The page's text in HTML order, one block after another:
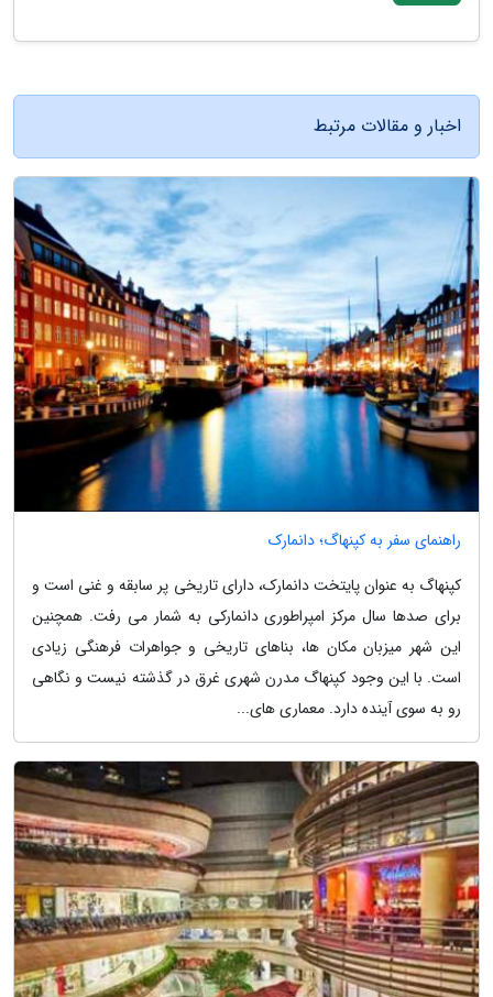
اخبار و مقالات مرتبط
راهنمای سفر به کپنهاگ؛ دانمارک
کپنهاگ به عنوان پایتخت دانمارک، دارای تاریخی پر سابقه و غنی است و
برای صدها سال مرکز امپراطوری دانمارکی به شمار می رفت. همچنین
این شهر میزبان مکان ها، بناهای تاریخی و جواهرات فرهنگی زیادی
است. با این وجود کپنهاگ مدرن شهری غرق در گذشته نیست و نگاهی
رو به سوی آینده دارد. معماری های...